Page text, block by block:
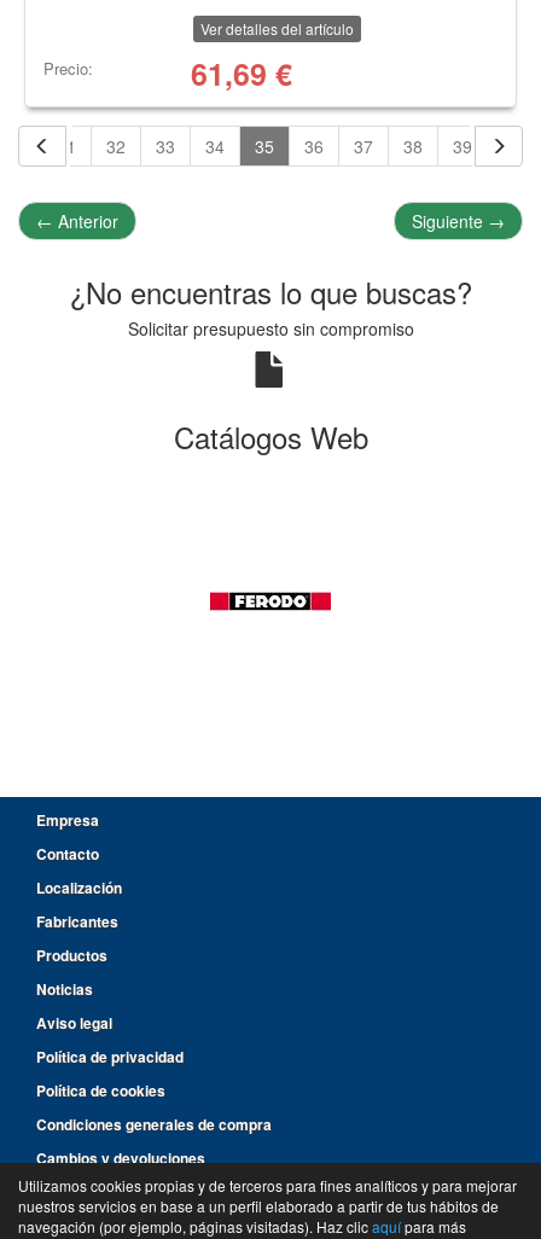
Ver detalles del artículo
Precio: 61,69 €
31 32 33 34 35 36 37 38 39 40
← Anterior Siguiente →
¿No encuentras lo que buscas?
Solicitar presupuesto sin compromiso
Catálogos Web
Empresa
Contacto
Localización
Fabricantes
Productos
Noticias
Aviso legal
Política de privacidad
Política de cookies
Condiciones generales de compra
Cambios y devoluciones
96 287 14 46
Utilizamos cookies propias y de terceros para fines analíticos y para mejorar
nuestros servicios en base a un perfil elaborado a partir de tus hábitos de
navegación (por ejemplo, páginas visitadas). Haz clicaquípara más